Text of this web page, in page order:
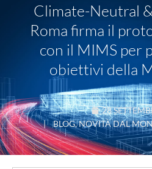
Climate-Neutral
Roma firma il
con il MIMS per
obiettivi della
28
|BLOG,NOVITÀ DAL